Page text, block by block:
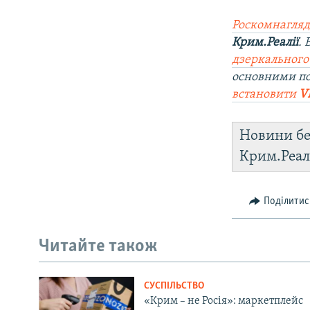
Крим.Реалії.
основними
встановити
Новини
Читайте також
СУСПІЛЬСТВО
«Крим – не Росія»: маркетплейс